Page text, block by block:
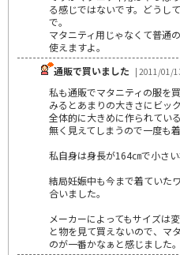
る感じではないです。どうし
で。
マタニティ用じゃなくて普通
使えますよ。
通販で買いました | 2011/01/
私も通販でマタニティの服を
みるとあまりの大きさにビッ
全体的に大きめに作られてい
無く見えてしまうので一度も
私自身は身長が164㎝で小さ
結局妊娠中も今まで着ていた
合いました。
メーカーによってもサイズは
と物を見て買えないので、マ
のが一番かなぁと感じました。